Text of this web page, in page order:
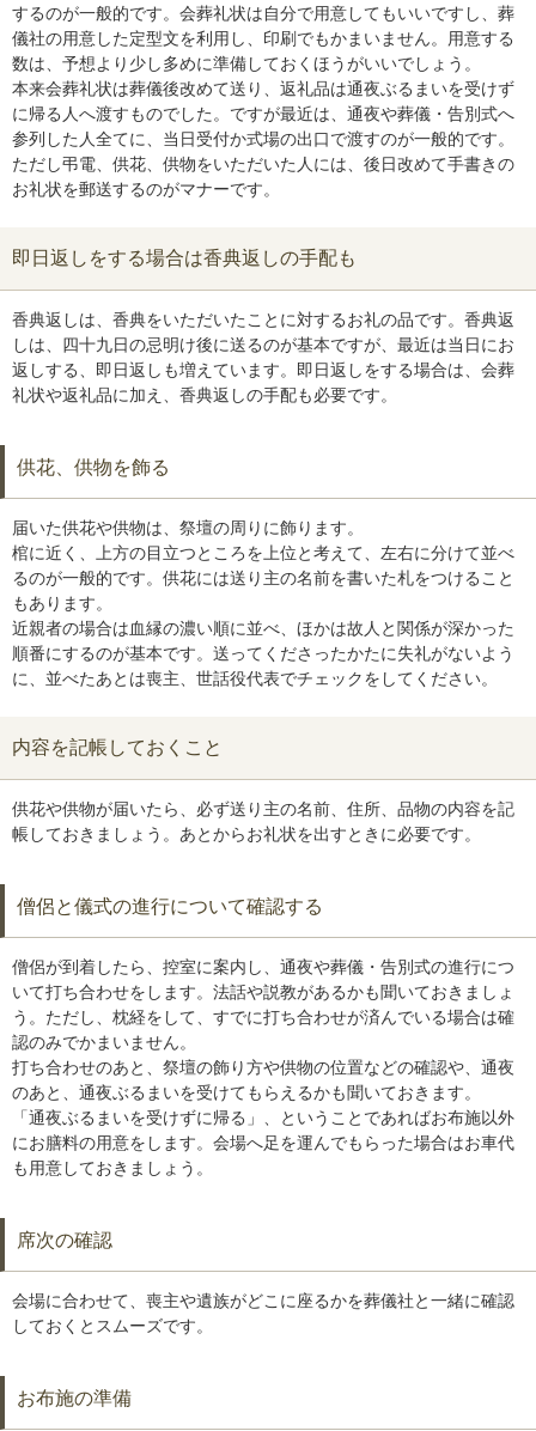
するのが一般的です。会葬礼状は自分で用意してもいいですし、葬
儀社の用意した定型文を利用し、印刷でもかまいません。用意する
数は、予想より少し多めに準備しておくほうがいいでしょう。
本来会葬礼状は葬儀後改めて送り、返礼品は通夜ぶるまいを受けず
に帰る人へ渡すものでした。ですが最近は、通夜や葬儀・告別式へ
参列した人全てに、当日受付か式場の出口で渡すのが一般的です。
ただし弔電、供花、供物をいただいた人には、後日改めて手書きの
お礼状を郵送するのがマナーです。
即日返しをする場合は香典返しの手配も
香典返しは、香典をいただいたことに対するお礼の品です。香典返
しは、四十九日の忌明け後に送るのが基本ですが、最近は当日にお
返しする、即日返しも増えています。即日返しをする場合は、会葬
礼状や返礼品に加え、香典返しの手配も必要です。
供花、供物を飾る
届いた供花や供物は、祭壇の周りに飾ります。
棺に近く、上方の目立つところを上位と考えて、左右に分けて並べ
るのが一般的です。供花には送り主の名前を書いた札をつけること
もあります。
近親者の場合は血縁の濃い順に並べ、ほかは故人と関係が深かった
順番にするのが基本です。送ってくださったかたに失礼がないよう
に、並べたあとは喪主、世話役代表でチェックをしてください。
内容を記帳しておくこと
供花や供物が届いたら、必ず送り主の名前、住所、品物の内容を記
帳しておきましょう。あとからお礼状を出すときに必要です。
僧侶と儀式の進行について確認する
僧侶が到着したら、控室に案内し、通夜や葬儀・告別式の進行につ
いて打ち合わせをします。法話や説教があるかも聞いておきましょ
う。ただし、枕経をして、すでに打ち合わせが済んでいる場合は確
認のみでかまいません。
打ち合わせのあと、祭壇の飾り方や供物の位置などの確認や、通夜
のあと、通夜ぶるまいを受けてもらえるかも聞いておきます。
「通夜ぶるまいを受けずに帰る」、ということであればお布施以外
にお膳料の用意をします。会場へ足を運んでもらった場合はお車代
も用意しておきましょう。
席次の確認
会場に合わせて、喪主や遺族がどこに座るかを葬儀社と一緒に確認
しておくとスムーズです。
お布施の準備